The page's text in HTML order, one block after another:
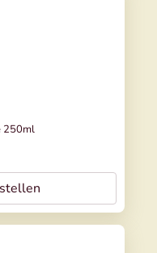
250ml